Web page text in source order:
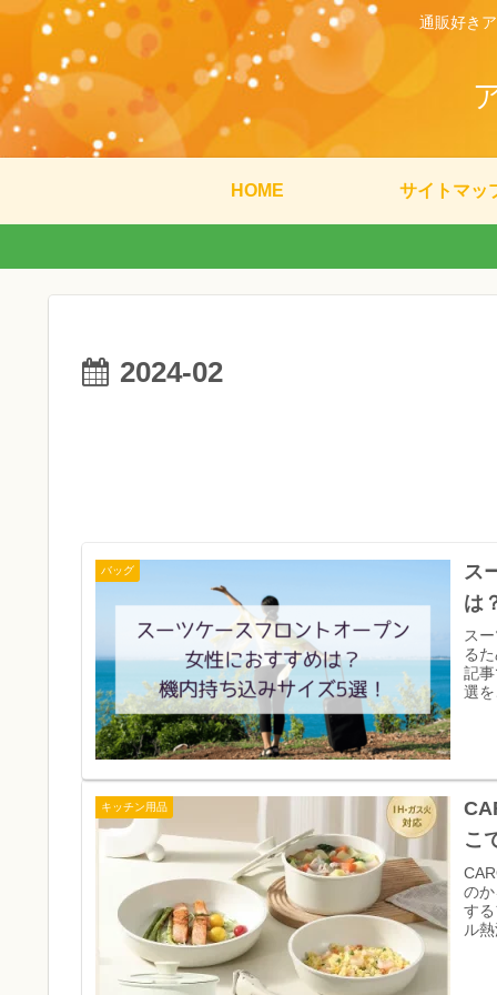
通販好き
HOME サイトマッ
2024-02
バッグ
ス
は
ス
る
記
選
キッチン用品
こ
の
す
ル